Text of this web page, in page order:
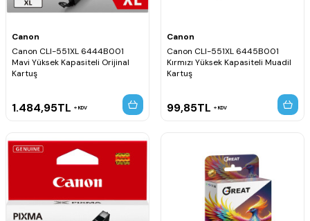
Canon
Canon CLI-551XL 6444B001
Mavi Yüksek Kapasiteli Orijinal
Kartuş
1.484,95TL KDV
Canon
Canon CLI-551XL 6445B001
Kırmızı Yüksek Kapasiteli Muadil
Kartuş
99,85TL KDV